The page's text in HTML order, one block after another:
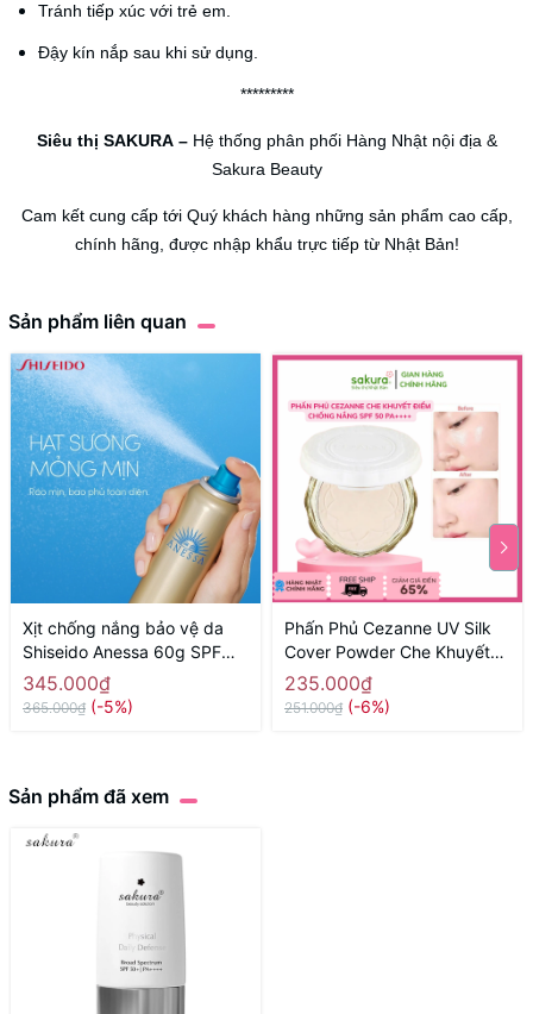
Tránh tiếp xúc với trẻ em.
Đậy kín nắp sau khi sử dụng.
*********
Siêu thị SAKURA –Hệ thống phân phối Hàng Nhật nội địa &
Sakura Beauty
Cam kết cung cấp tới Quý khách hàng những sản phẩm cao cấp,
chính hãng, được nhập khẩu trực tiếp từ Nhật Bản!
Sản phẩm liên quan
Xịt chống nắng bảo vệ da
Shiseido Anessa 60g SPF
50+ PA++++ - Hàng Nhật
nội địa
345.000₫
365.000₫ (-5%)
Phấn Phủ Cezanne UV Silk
Cover Powder Che Khuyết
Điểm Chống Nắng SPF 50
PA++++ tone 01 ( da sáng) -
235.000₫
251.000₫ (-6%)
Sản phẩm đã xem